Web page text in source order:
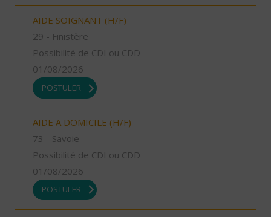
AIDE SOIGNANT (H/F)
29 - Finistère
Possibilité de CDI ou CDD
01/08/2026
POSTULER
AIDE A DOMICILE (H/F)
73 - Savoie
Possibilité de CDI ou CDD
01/08/2026
POSTULER